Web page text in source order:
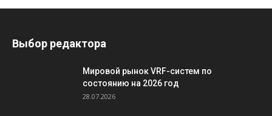
Выбор редактора
Мировой рынок VRF-систем по
состоянию на 2026 год
28.07.2026